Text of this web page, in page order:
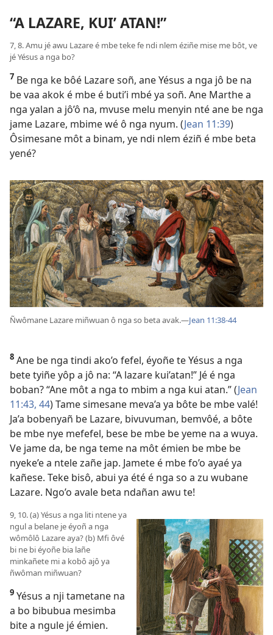
“A LAZARE, KUI’ ATAN!”
7, 8. Amu jé awu Lazare é mbe teke fe ndi nlem éziñe mise me bôt, ve
jé Yésus a nga bo?
7 Be nga ke bôé Lazare soñ, ane Yésus a nga jô be na
be vaa akok é mbe é buti’i mbé ya soñ. Ane Marthe a
nga yalan a jô’ô na, mvuse melu menyin nté ane be nga
jame Lazare, mbime wé ô nga nyum. (Jean 11:39)
Ôsimesane môt a binam, ye ndi nlem éziñ é mbe beta
yené?
Ñwômane Lazare miñwuan ô nga so beta avak.​—Jean 11:38-44
8 Ane be nga tindi ako’o fefel, éyoñe te Yésus a nga
bete tyiñe yôp a jô na: “A lazare kui’atan!” Jé é nga
boban? “Ane môt a nga to mbim a nga kui atan.” (Jean
11:43, 44) Tame simesane meva’a ya bôte be mbe valé!
Ja’a bobenyañ be Lazare, bivuvuman, bemvôé, a bôte
be mbe nye mefefel, bese be mbe be yeme na a wuya.
Ve jame da, be nga teme na môt émien be mbe be
nyeke’e a ntele zañe jap. Jamete é mbe fo’o ayaé ya
kañese. Teke bisô, abui ya été é nga so a zu wubane
Lazare. Ngo’o avale beta ndañan awu te!
9, 10. (a) Yésus a nga liti ntene ya
ngul a belane je éyoñ a nga
wômôlô Lazare aya? (b) Mfi ôvé
bi ne bi éyoñe bia lañe
minkañete mi a kobô ajô ya
ñwôman miñwuan?
9 Yésus a nji tametane na
a bo bibubua mesimba
bite a ngule jé émien.